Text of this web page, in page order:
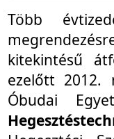
Több
kitekintésű
ezelőtt 2012.
Óbudai